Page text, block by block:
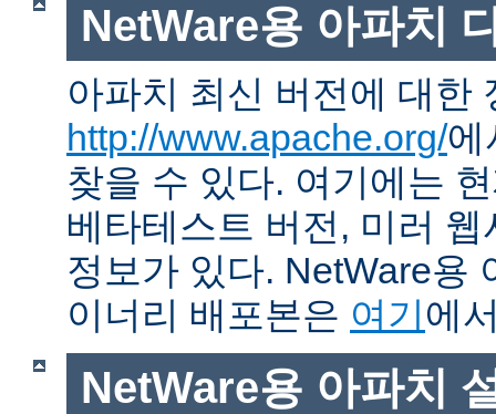
NetWare용 아파치
아파치 최신 버전에 대한
http://www.apache.org/에
찾을 수 있다. 여기에는
베타테스트 버전, 미러
정보가 있다. NetWare용
이너리 배포본은 여기에
NetWare용 아파치